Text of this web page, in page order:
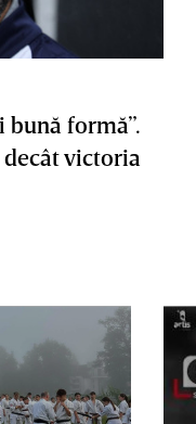
bună formă”.
victoria